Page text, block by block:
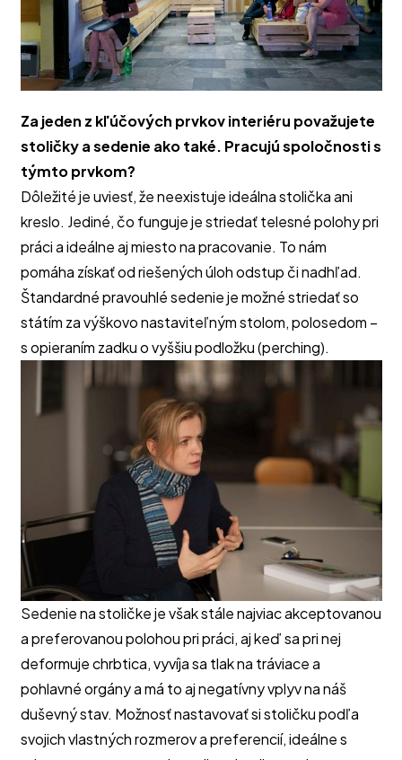
Za jeden z kľúčových prvkov interiéru považujete
stoličky a sedenie ako také. Pracujú spoločnosti s
týmto prvkom?
Dôležité je uviesť, že neexistuje ideálna stolička ani
kreslo. Jediné, čo funguje je striedať telesné polohy pri
práci a ideálne aj miesto na pracovanie. To nám
pomáha získať od riešených úloh odstup či nadhľad.
Štandardné pravouhlé sedenie je možné striedať so
státím za výškovo nastaviteľným stolom, polosedom –
s opieraním zadku o vyššiu podložku (perching).
Sedenie na stoličke je však stále najviac akceptovanou
a preferovanou polohou pri práci, aj keď sa pri nej
deformuje chrbtica, vyvíja sa tlak na tráviace a
pohlavné orgány a má to aj negatívny vplyv na náš
duševný stav. Možnosť nastavovať si stoličku podľa
svojich vlastných rozmerov a preferencií, ideálne s